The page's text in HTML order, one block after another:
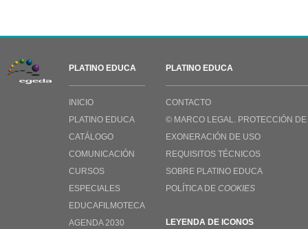
PLATINO EDUCA
INICIO
PLATINO EDUCA
CATÁLOGO
COMUNICACIÓN
CURSOS
ESPECIALES
EDUCAFILMOTECA
AGENDA 2030
PLATINO EDUCA
CONTACTO
© MARCO LEGAL. PROTECCIÓN DE
EXONERACIÓN DE USO
REQUISITOS TÉCNICOS
SOBRE PLATINO EDUCA
POLÍTICA DE COOKIES
LEYENDA DE ICONOS